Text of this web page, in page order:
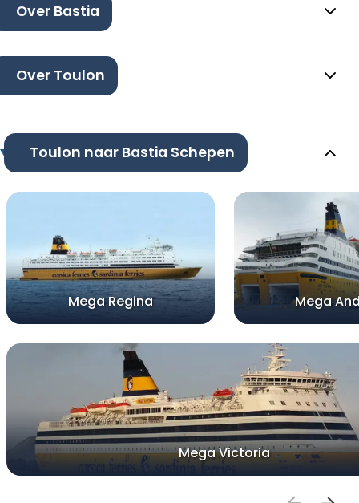
Over Bastia
Over Toulon
Toulon naar Bastia Schepen
Mega Regina Mega
Mega Victoria